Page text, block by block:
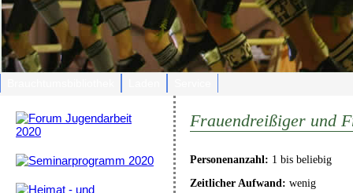
Frauendreißiger und
Personenanzahl: 1 bis beliebig
Zeitlicher Aufwand: wenig